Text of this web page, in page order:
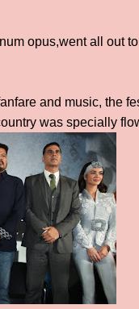
opus,went all out
and music, the
was specially